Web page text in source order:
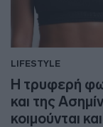
LIFESTYLE
Η τρυφερή
και της
κοιμούνται